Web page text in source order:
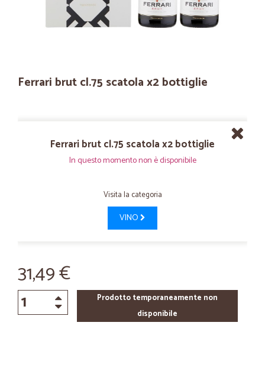
Ferrari brut cl.75 scatola x2 bottiglie
Ferrari brut cl.75 scatola x2 bottiglie
In questo momento non è disponibile
Visita la categoria
VINO
31,49 €
Prodotto temporaneamente non
disponibile